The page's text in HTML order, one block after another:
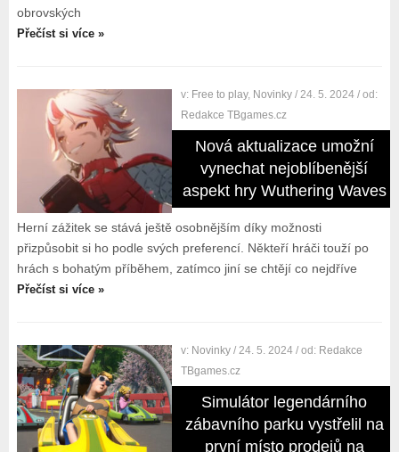
obrovských
Přečíst si více »
v: Free to play, Novinky / 24. 5. 2024 / od:
Redakce TBgames.cz
Nová aktualizace umožní
vynechat nejoblíbenější
aspekt hry Wuthering Waves
Herní zážitek se stává ještě osobnějším díky možnosti
přizpůsobit si ho podle svých preferencí. Někteří hráči touží po
hrách s bohatým příběhem, zatímco jiní se chtějí co nejdříve
Přečíst si více »
v: Novinky / 24. 5. 2024 / od: Redakce
TBgames.cz
Simulátor legendárního
zábavního parku vystřelil na
první místo prodejů na